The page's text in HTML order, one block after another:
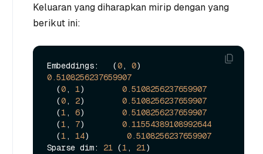
Keluaran yang diharapkan mirip dengan yang
berikut ini:
Embeddings:   (0, 0
0.5108256237659907
  (
0, 1) 0.5108256237659907
  (
0, 2) 0.5108256237659907
  (
1, 6) 0.5108256237659907
  (
1, 7) 0.11554389108992644
  (
1, 14) 0.5108256237659907
Sparse dim: 21 (1, 21